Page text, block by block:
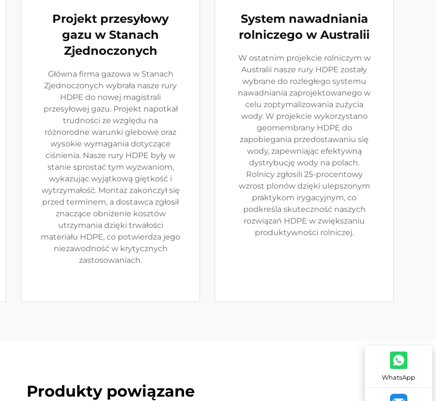
Projekt przesyłowy
gazu w Stanach
Zjednoczonych
Główna firma gazowa w Stanach
Zjednoczonych wybrała nasze rury
HDPE do nowej magistrali
przesyłowej gazu. Projekt napotkał
trudności ze względu na
różnorodne warunki glebowe oraz
wysokie wymagania dotyczące
ciśnienia. Nasze rury HDPE były w
stanie sprostać tym wyzwaniom,
wykazując wyjątkową giętkość i
wytrzymałość. Montaż zakończył się
przed terminem, a dostawca zgłosił
znaczące obniżenie kosztów
utrzymania dzięki trwałości
materiału HDPE, co potwierdza jego
niezawodność w krytycznych
zastosowaniach.
System nawadniania
rolniczego w Australii
W ostatnim projekcie rolniczym w
Australii nasze rury HDPE zostały
wybrane do rozległego systemu
nawadniania zaprojektowanego w
celu zoptymalizowania zużycia
wody. W projekcie wykorzystano
geomembrany HDPE do
zapobiegania przedostawaniu się
wody, zapewniając efektywną
dystrybucję wody na polach.
Rolnicy zgłosili 25-procentowy
wzrost plonów dzięki ulepszonym
praktykom irygacyjnym, co
podkreśla skuteczność naszych
rozwiązań HDPE w zwiększaniu
produktywności rolniczej.
Produkty powiązane
WhatsApp